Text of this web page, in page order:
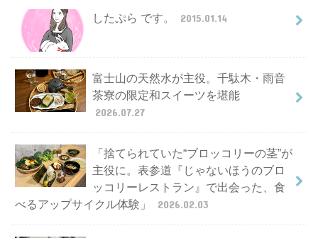
したぷら です。 2015.01.14
富士山の天然水が主役。千駄木・雨音
茶寮の限定和スイーツを堪能
2026.07.27
「捨てられていた“ブロッコリーの茎”が
主役に。表参道『じゃないほうのブロ
ッコリーレストラン』で出会った、食
べるアップサイクル体験」
2026.02.03